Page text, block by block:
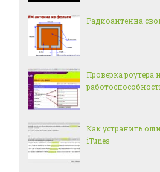
Радиоантенна
Проверка роутера
Как устранить
iTunes